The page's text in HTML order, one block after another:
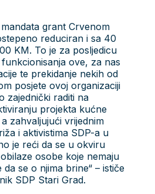
grant Crvenom
reduciran i sa 40
KM. To je za posljedicu
ove, za nas
te prekidanje nekih od
posjete ovoj organizaciji
zajednički raditi na
projekta kućne
zahvaljujući vrijednim
i aktivistima SDP-a u
je reći da se u okviru
osobe koje nemaju
se o njima brine“ – ističe
SDP Stari Grad.